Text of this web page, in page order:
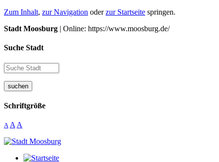
Zum Inhalt, zur Navigation oderzur Startseite springen.
Stadt Moosburg | Online: https://www.moosburg.de/
Suche Stadt
suchen
Schriftgröße
A A A